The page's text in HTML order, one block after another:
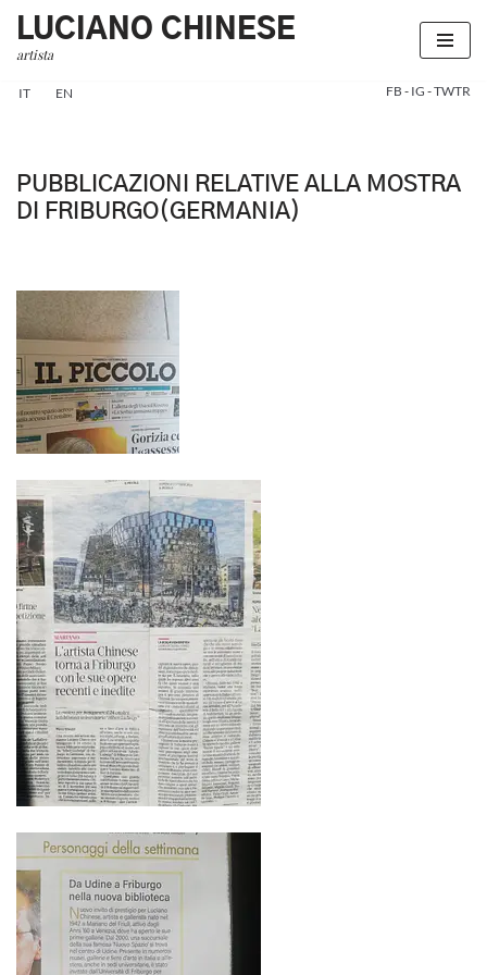
Vai
al
LUCIANO CHINESE
artista
IT EN FB - IG -TWTR
PUBBLICAZIONI RELATIVE ALLA MOSTRA
DI FRIBURGO(GERMANIA)